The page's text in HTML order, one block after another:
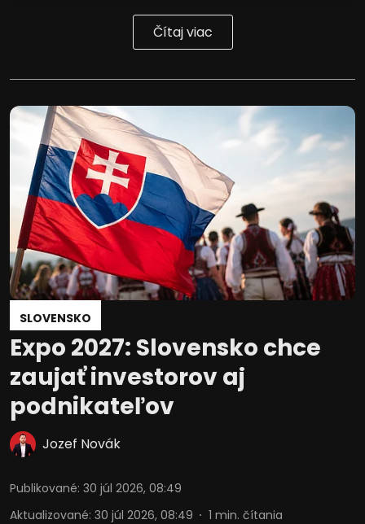
Čítaj viac
SLOVENSKO
Expo 2027: Slovensko chce
zaujať investorov aj
podnikateľov
Jozef Novák
Publikované: 30 júl 2026, 08:49
Aktualizované: 30 júl 2026, 08:49 1 min. čítania